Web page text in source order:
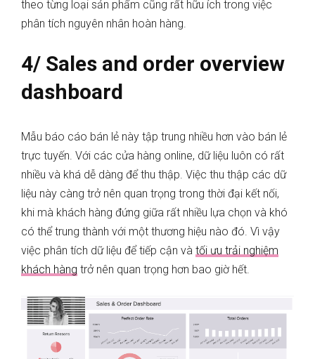
theo từng loại sản phẩm cũng rất hữu ích trong việc
phân tích nguyên nhân hoàn hàng.
4/ Sales and order overview
dashboard
Mẫu báo cáo bán lẻ này tập trung nhiều hơn vào bán lẻ
trực tuyến. Với các cửa hàng online, dữ liệu luôn có rất
nhiều và khá dễ dàng để thu thập. Việc thu thập các dữ
liệu này càng trở nên quan trọng trong thời đại kết nối,
khi mà khách hàng đứng giữa rất nhiều lựa chọn và khó
có thể trung thành với một thương hiệu nào đó. Vì vậy
việc phân tích dữ liệu để tiếp cận và tối ưu trải nghiệm
khách hàng trở nên quan trọng hơn bao giờ hết.